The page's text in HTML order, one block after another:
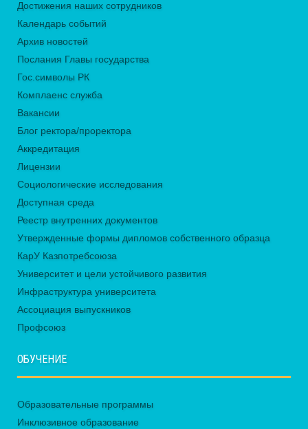
Достижения наших сотрудников
Календарь событий
Архив новостей
Послания Главы государства
Гос.символы РК
Комплаенс служба
Вакансии
Блог ректора/проректора
Аккредитация
Лицензии
Социологические исследования
Доступная среда
Реестр внутренних документов
Утвержденные формы дипломов собственного образца
КарУ Казпотребсоюза
Университет и цели устойчивого развития
Инфраструктура университета
Ассоциация выпускников
Профсоюз
ОБУЧЕНИЕ
Образовательные программы
Инклюзивное образование